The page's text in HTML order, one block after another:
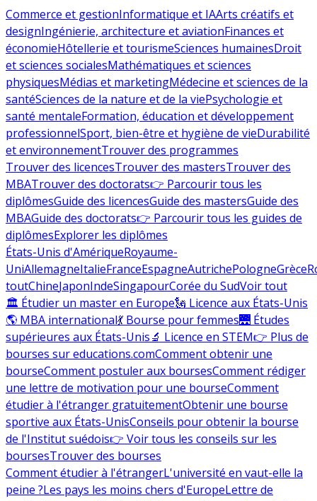
Commerce et gestionInformatique et IAArts créatifs et
designIngénierie, architecture et aviationFinances et
économieHôtellerie et tourismeSciences humainesDroit
et sciences socialesMathématiques et sciences
physiquesMédias et marketingMédecine et sciences de la
santéSciences de la nature et de la viePsychologie et
santé mentaleFormation, éducation et développement
professionnelSport, bien-être et hygiène de vieDurabilité
et environnementTrouver des programmes
Trouver des licencesTrouver des mastersTrouver des
MBATrouver des doctorats👉 Parcourir tous les
diplômesGuide des licencesGuide des mastersGuide des
MBAGuide des doctorats👉 Parcourir tous les guides de
diplômesExplorer les diplômes
États-Unis d'AmériqueRoyaume-
UniAllemagneItalieFranceEspagneAutrichePologneGrèce
toutChineJaponIndeSingapourCorée du SudVoir tout
🏛 Étudier un master en Europe🗽 Licence aux États-Unis
🌎 MBA international💃 Bourse pour femmes🌉 Études
supérieures aux États-Unis🔬 Licence en STEM👉 Plus de
bourses sur educations.comComment obtenir une
bourseComment postuler aux boursesComment rédiger
une lettre de motivation pour une bourseComment
étudier à l'étranger gratuitementObtenir une bourse
sportive aux États-UnisConseils pour obtenir la bourse
de l'Institut suédois👉 Voir tous les conseils sur les
boursesTrouver des bourses
Comment étudier à l'étrangerL'université en vaut-elle la
peine ?Les pays les moins chers d'EuropeLettre de